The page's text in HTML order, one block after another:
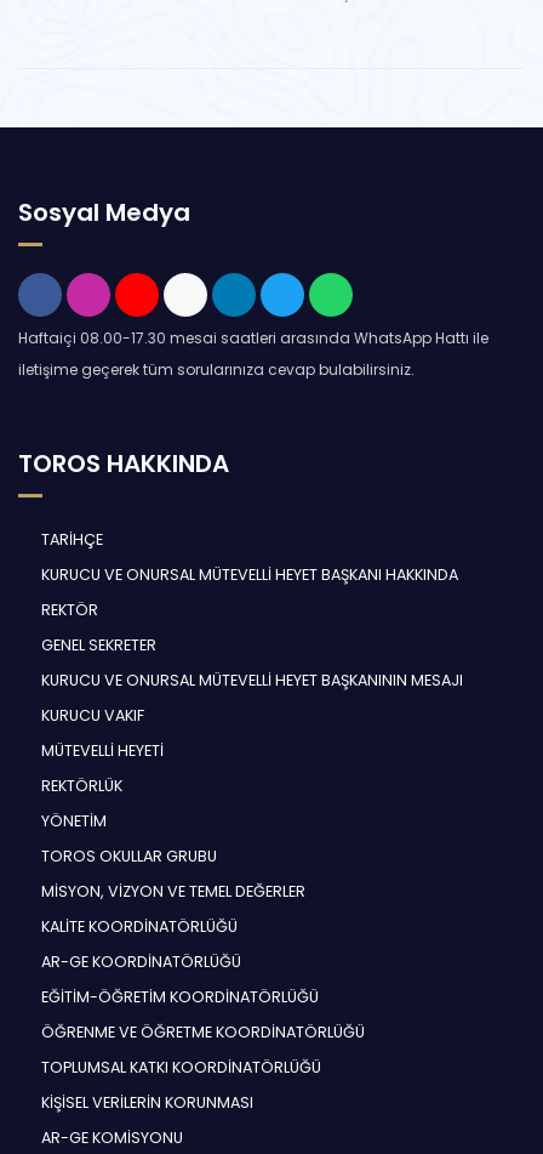
Sosyal Medya
Haftaiçi 08.00-17.30 mesai saatleri arasında WhatsApp Hattı ile
iletişime geçerek tüm sorularınıza cevap bulabilirsiniz.
TOROS HAKKINDA
TARİHÇE
KURUCU VE ONURSAL MÜTEVELLİ HEYET BAŞKANI HAKKINDA
REKTÖR
GENEL SEKRETER
KURUCU VE ONURSAL MÜTEVELLİ HEYET BAŞKANININ MESAJI
KURUCU VAKIF
MÜTEVELLİ HEYETİ
REKTÖRLÜK
YÖNETİM
TOROS OKULLAR GRUBU
MİSYON, VİZYON VE TEMEL DEĞERLER
KALİTE KOORDİNATÖRLÜĞÜ
AR-GE KOORDİNATÖRLÜĞÜ
EĞİTİM-ÖĞRETİM KOORDİNATÖRLÜĞÜ
ÖĞRENME VE ÖĞRETME KOORDİNATÖRLÜĞÜ
TOPLUMSAL KATKI KOORDİNATÖRLÜĞÜ
KİŞİSEL VERİLERİN KORUNMASI
AR-GE KOMİSYONU